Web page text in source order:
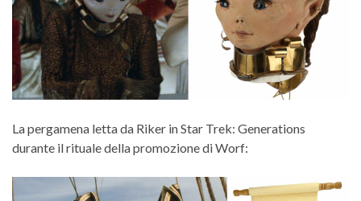
La pergamena letta da Riker in Star Trek: Generations
durante il rituale della promozione di Worf: